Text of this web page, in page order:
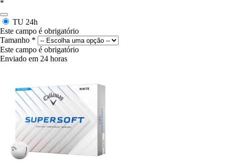
*
TU 24h
Este campo é obrigatório
Tamanho *
Este campo é obrigatório
Enviado em 24 horas